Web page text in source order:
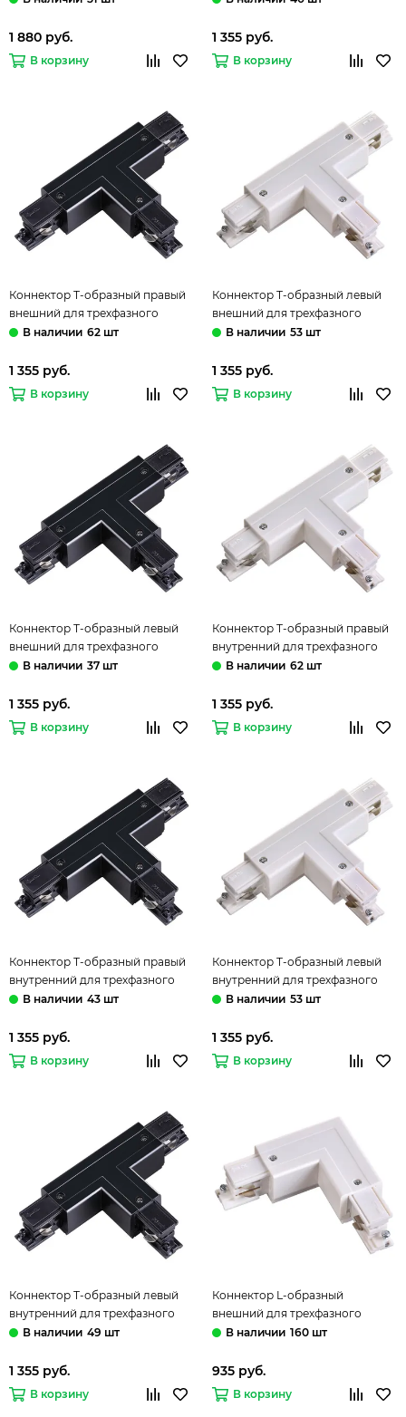
1 880 руб.
В корзину
1 355 руб.
В корзину
Коннектор Т-образный правый
внешний для трехфазного
шинопровода 135055 черный
62 шт
1 355 руб.
В корзину
Коннектор Т-образный левый
внешний для трехфазного
шинопровода 135056 белый
53 шт
1 355 руб.
В корзину
Коннектор Т-образный левый
внешний для трехфазного
шинопровода 135057 черный
37 шт
1 355 руб.
В корзину
Коннектор Т-образный правый
внутренний для трехфазного
шинопровода 135058 белый
62 шт
1 355 руб.
В корзину
Коннектор Т-образный правый
внутренний для трехфазного
шинопровода 135059 черный
43 шт
1 355 руб.
В корзину
Коннектор Т-образный левый
внутренний для трехфазного
шинопровода 135060 белый
53 шт
1 355 руб.
В корзину
Коннектор Т-образный левый
внутренний для трехфазного
шинопровода 135061 черный
49 шт
1 355 руб.
В корзину
Коннектор L-образный
внешний для трехфазного
шинопровода 135062 белый
160 шт
935 руб.
В корзину